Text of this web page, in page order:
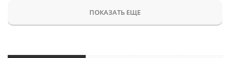
ПОКАЗАТЬ ЕЩЕ